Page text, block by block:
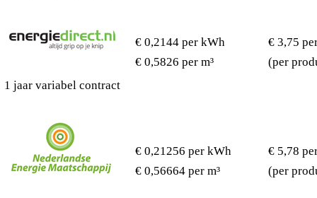
1 jaar variabel contract
€ 0,2144 per kWh
€ 0,5826 per m³
€ 3,75
(per
€ 0,21256 per kWh
€ 0,56664 per m³
€ 5,78
(per